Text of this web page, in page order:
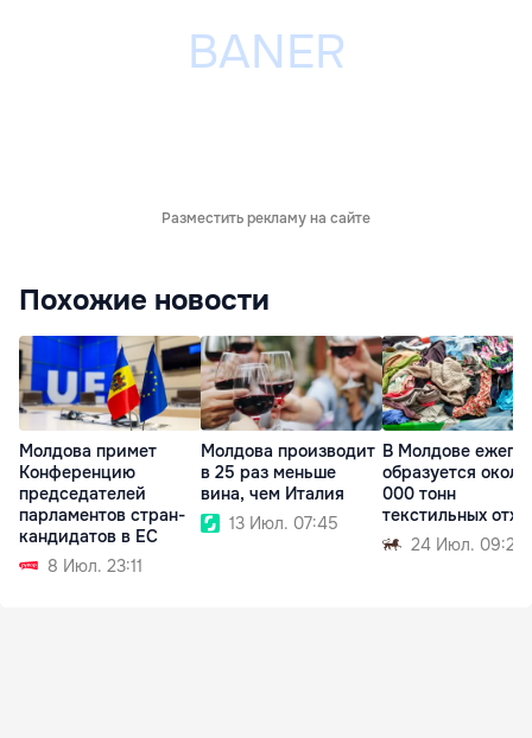
Разместить рекламу на сайте
Похожие новости
Молдова примет
Конференцию
председателей
парламентов стран-
кандидатов в ЕС
8 Июл. 23:11
Молдова производит
в 25 раз меньше
вина, чем Италия
13 Июл. 07:45
В Молдове
образуется
000 тонн
текстильных
24 Июл. 09:25